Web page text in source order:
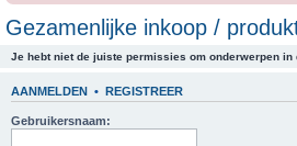
Gezamenlijke inkoop /
Je hebt niet de juiste permissies om onderwerpen in
AANMELDEN • REGISTREER
Gebruikersnaam: